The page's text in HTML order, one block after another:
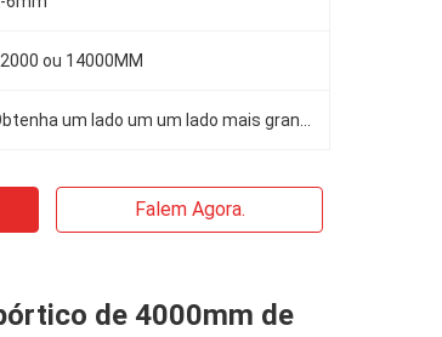
ou 14000MM
Falem Agora.
de 4000mm de